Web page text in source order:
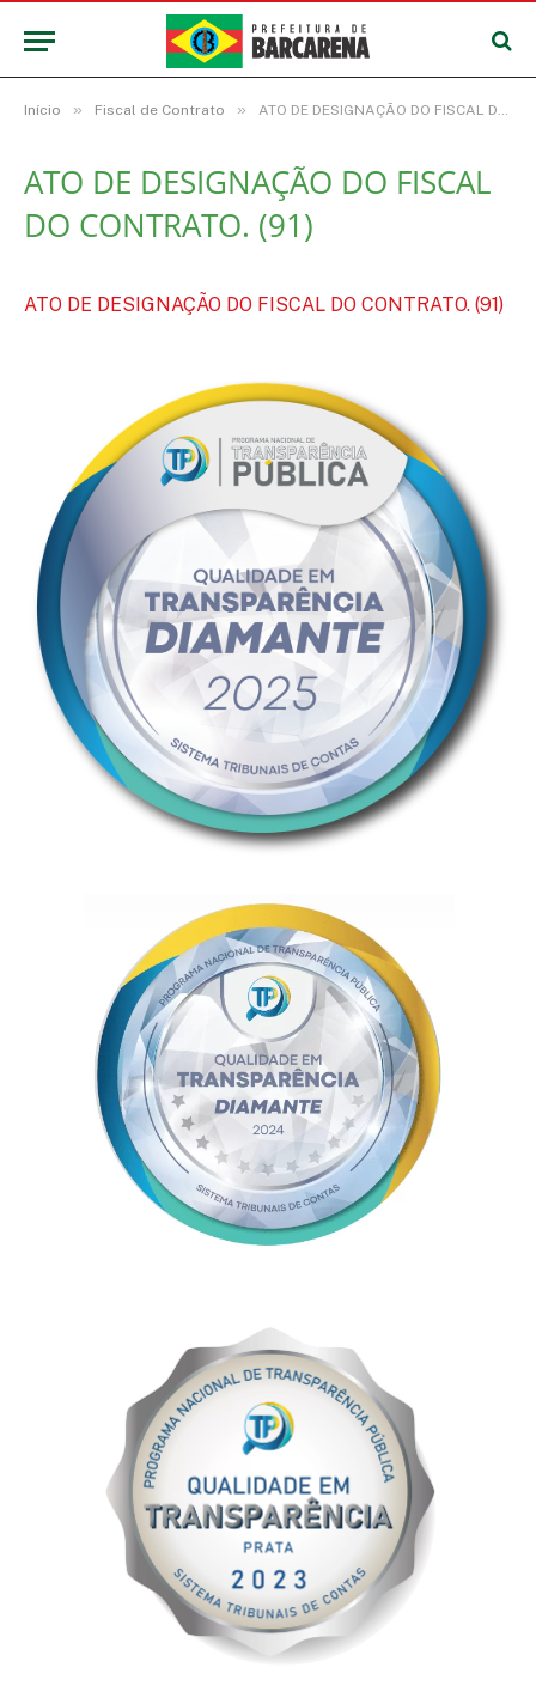
Início » Fiscal de Contrato » ATO DE DESIGNAÇÃO DO FISCAL DO CONTRATO. (91)
ATO DE DESIGNAÇÃO DO FISCAL
DO CONTRATO. (91)
ATO DE DESIGNAÇÃO DO FISCAL DO CONTRATO. (91)